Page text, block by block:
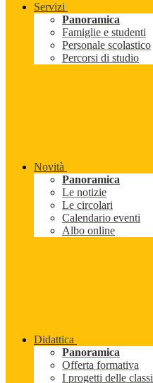
Servizi
Panoramica
Famiglie e studenti
Personale scolastico
Percorsi di studio
Novità
Panoramica
Le notizie
Le circolari
Calendario eventi
Albo online
Didattica
Panoramica
Offerta formativa
I progetti delle classi